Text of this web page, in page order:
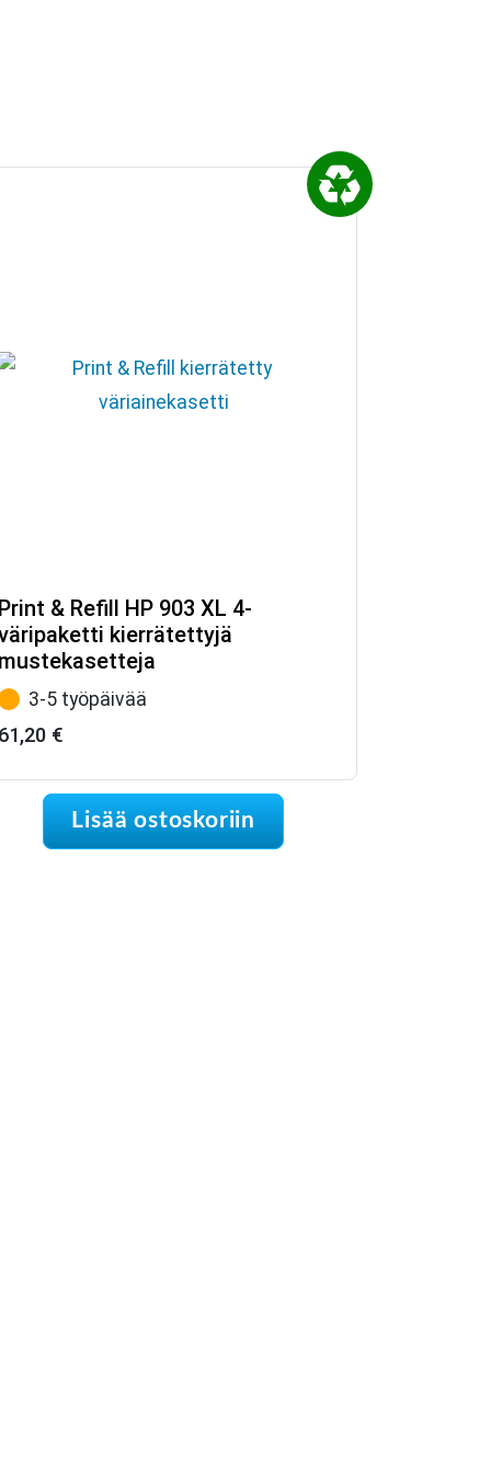
Print & Refill HP 903 XL 4-
kierrätettyjä
mustekasetteja
3-5 työpäivää
61,20 €
Lisää ostoskoriin